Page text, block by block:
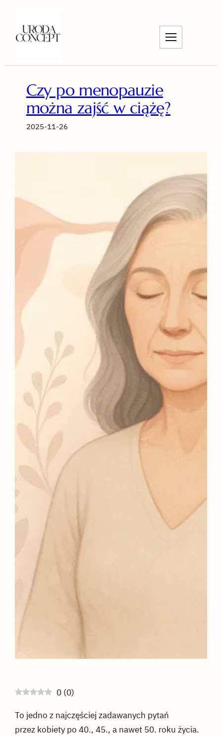
treści
Czy po menopauzie
można zajść w ciążę?
2025-11-26
0 (0)
To jedno z najczęściej zadawanych pytań
przez kobiety po 40., 45., a nawet 50. roku życia.